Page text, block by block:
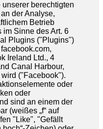
berechtigten
der Analyse,
Betrieb
im Sinne des Art. 6
Plugins ("Plugins")
Ireland Ltd., 4
Canal Harbour,
("Facebook").
oder
oder
sind an einem der
(weißes „f“ auf
"Like", "Gefällt